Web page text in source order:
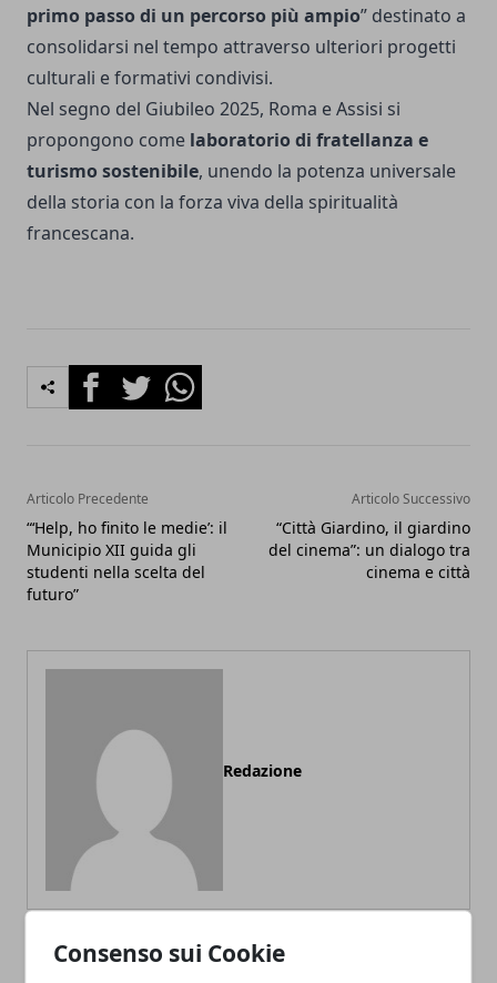
Consenso sui Cookie
primo passo di un percorso più ampio” destinato a
consolidarsi nel tempo attraverso ulteriori progetti
culturali e formativi condivisi.
Nel segno del Giubileo 2025, Roma e Assisi si
propongono come laboratorio di fratellanza e
turismo sostenibile, unendo la potenza universale
della storia con la forza viva della spiritualità
francescana.
FacebookTwitterWhatsapp
Articolo Precedente
“‘Help, ho finito le medie’: il
Municipio XII guida gli
studenti nella scelta del
futuro”
Articolo Successivo
“Città Giardino, il giardino
del cinema”: un dialogo tra
cinema e città
Redazione